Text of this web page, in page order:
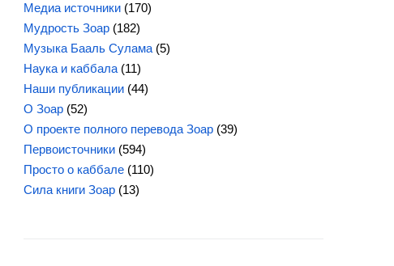
Медиа источники (170)
Мудрость Зоар (182)
Музыка Бааль Сулама (5)
Наука и каббала (11)
Наши публикации (44)
О Зоар (52)
О проекте полного перевода Зоар (39)
Первоисточники (594)
Просто о каббале (110)
Сила книги Зоар (13)